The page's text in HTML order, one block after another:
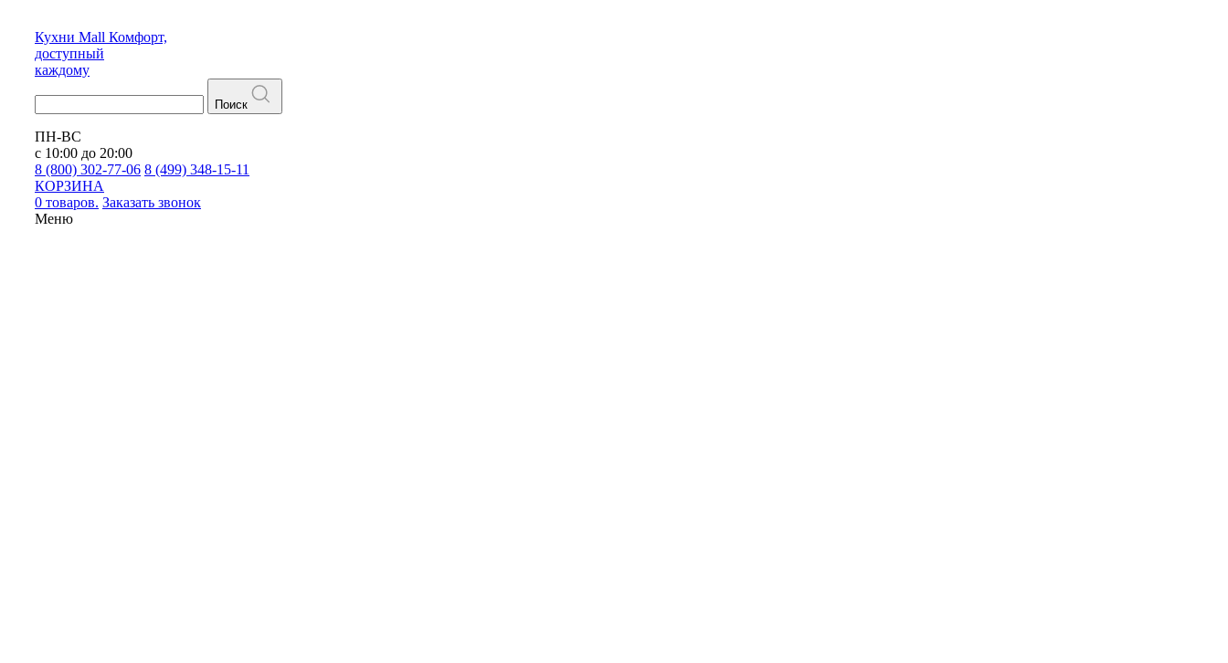
Кухни Mall Комфорт,
доступный
каждому
Поиск
ПН-ВС
с 10:00 до 20:00
8 (800) 302-77-06 8 (499) 348-15-11
КОРЗИНА
0 товаров. Заказать звонок
Меню